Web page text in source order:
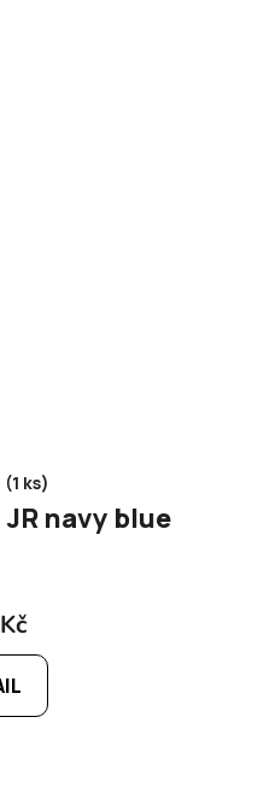
ks)
JR navy blue